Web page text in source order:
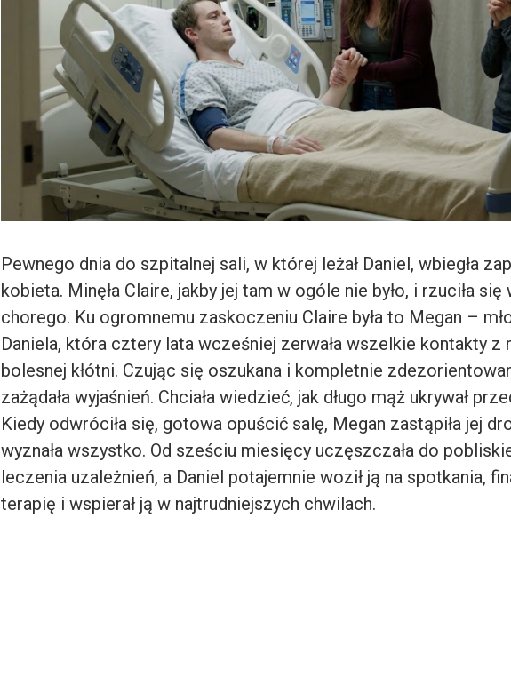
Pewnego dnia do szpitalnej sali, w której leżał Daniel, wbiegła
kobieta. Minęła Claire, jakby jej tam w ogóle nie było, i rzuciła się
chorego. Ku ogromnemu zaskoczeniu Claire była to Megan –
Daniela, która cztery lata wcześniej zerwała wszelkie kontakty z
bolesnej kłótni. Czując się oszukana i kompletnie
zażądała wyjaśnień. Chciała wiedzieć, jak długo mąż ukrywał
Kiedy odwróciła się, gotowa opuścić salę, Megan zastąpiła jej
wyznała wszystko. Od sześciu miesięcy uczęszczała do
leczenia uzależnień, a Daniel potajemnie woził ją na spotkania,
terapię i wspierał ją w najtrudniejszych chwilach.